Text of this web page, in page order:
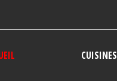
CUISINES